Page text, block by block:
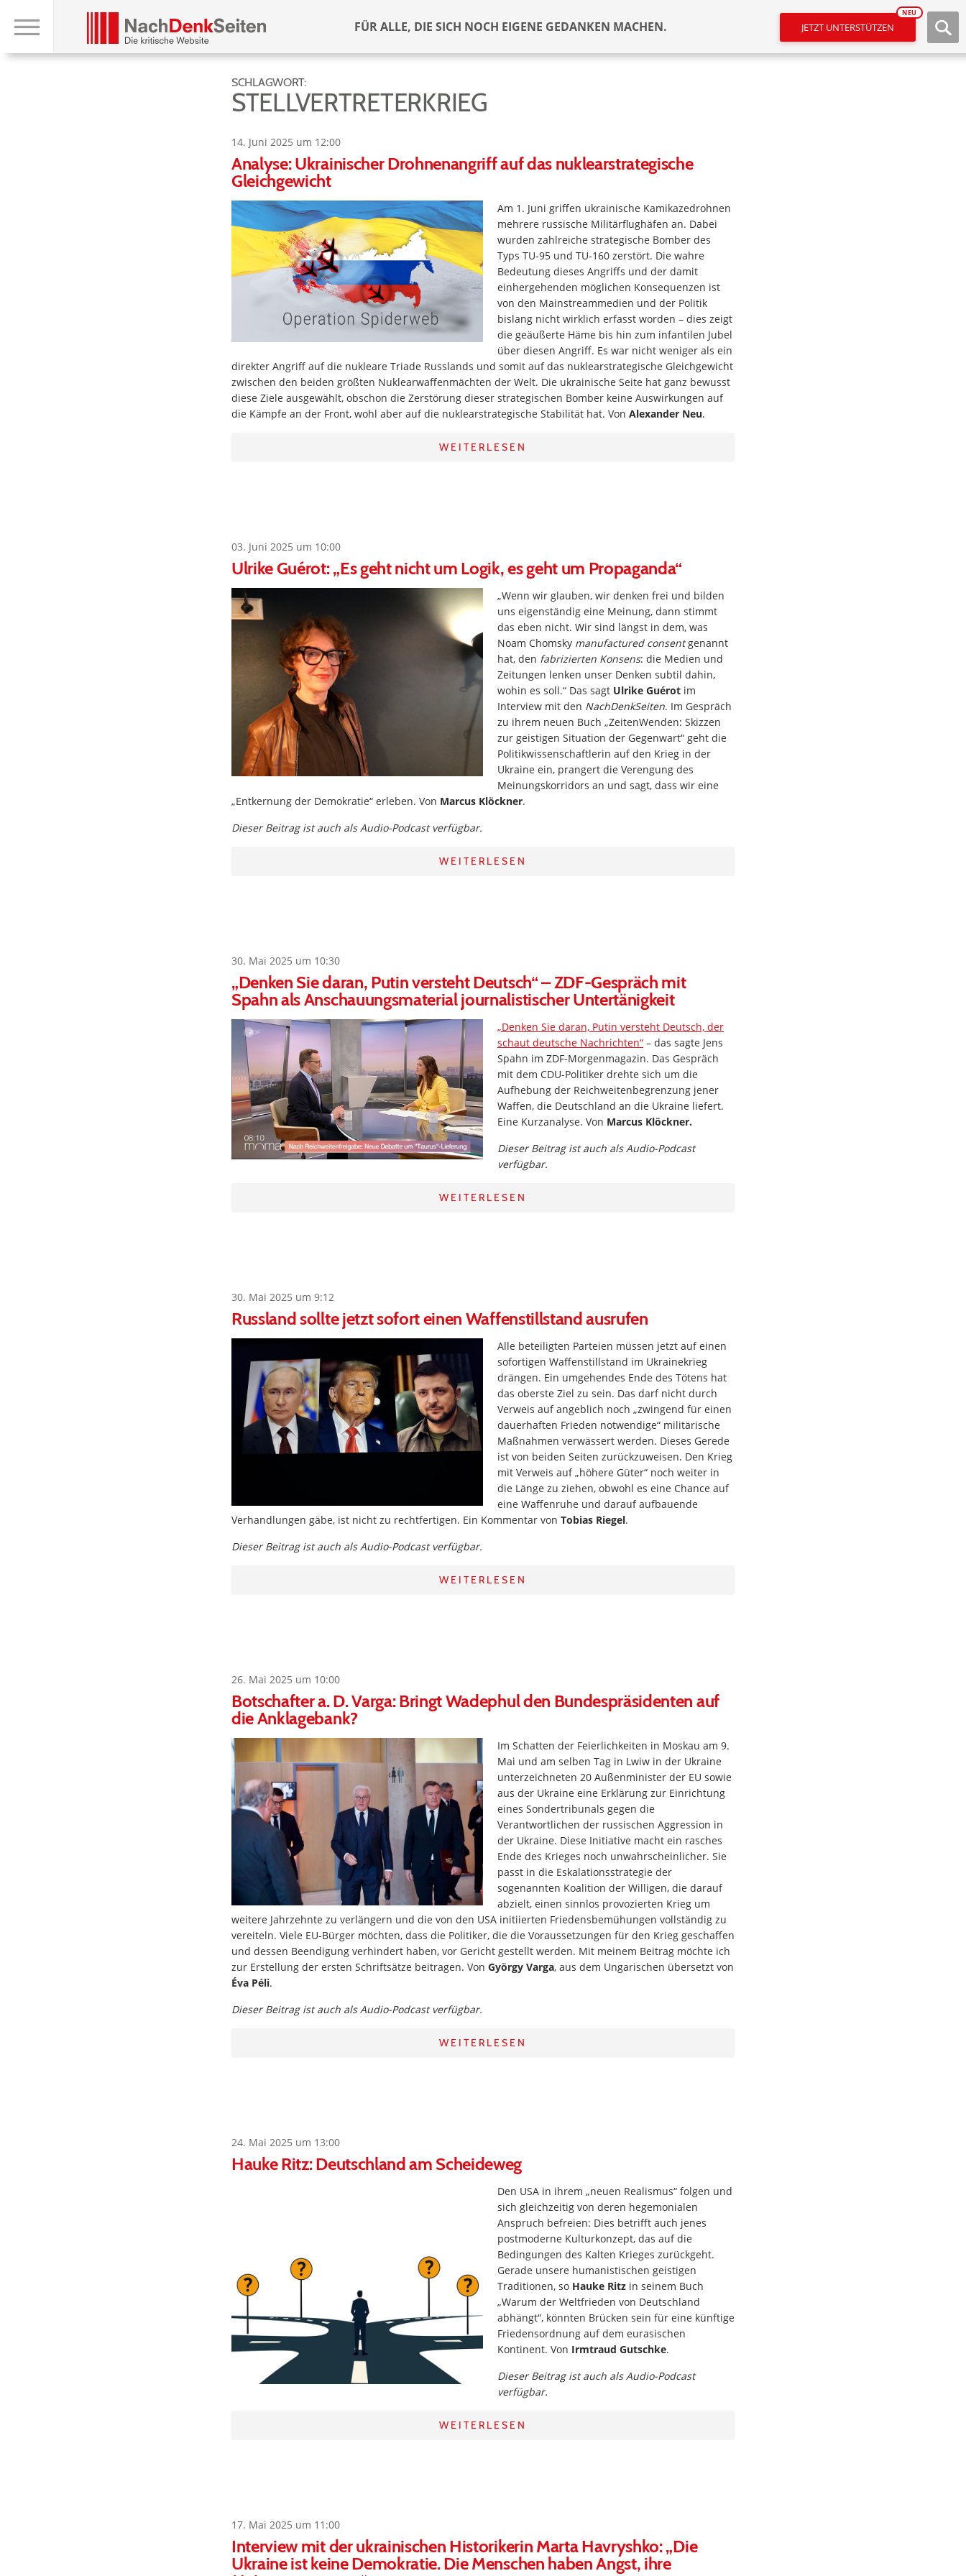
FÜR ALLE, DIE SICH NOCH EIGENE GEDANKEN MACHEN. JETZT UNTERSTÜTZEN
NEU
SCHLAGWORT:
STELLVERTRETERKRIEG
14. Juni 2025 um 12:00
Analyse: Ukrainischer Drohnenangriff auf das nuklearstrategische
Gleichgewicht
Am 1. Juni griffen ukrainische Kamikazedrohnen
mehrere russische Militärflughäfen an. Dabei
wurden zahlreiche strategische Bomber des
Typs TU-95 und TU-160 zerstört. Die wahre
Bedeutung dieses Angriffs und der damit
einhergehenden möglichen Konsequenzen ist
von den Mainstreammedien und der Politik
bislang nicht wirklich erfasst worden – dies zeigt
die geäußerte Häme bis hin zum infantilen Jubel
über diesen Angriff. Es war nicht weniger als ein
direkter Angriff auf die nukleare Triade Russlands und somit auf das nuklearstrategische Gleichgewicht
zwischen den beiden größten Nuklearwaffenmächten der Welt. Die ukrainische Seite hat ganz bewusst
diese Ziele ausgewählt, obschon die Zerstörung dieser strategischen Bomber keine Auswirkungen auf
die Kämpfe an der Front, wohl aber auf die nuklearstrategische Stabilität hat. Von Alexander Neu.
WEITERLESEN
03. Juni 2025 um 10:00
Ulrike Guérot: „Es geht nicht um Logik, es geht um Propaganda“
„Wenn wir glauben, wir denken frei und bilden
uns eigenständig eine Meinung, dann stimmt
das eben nicht. Wir sind längst in dem, was
Noam Chomsky manufactured consentgenannt
hat, den fabrizierten Konsens: die Medien und
Zeitungen lenken unser Denken subtil dahin,
wohin es soll.“ Das sagt Ulrike Guérot im
Interview mit den NachDenkSeiten. Im Gespräch
zu ihrem neuen Buch „ZeitenWenden: Skizzen
zur geistigen Situation der Gegenwart“ geht die
Politikwissenschaftlerin auf den Krieg in der
Ukraine ein, prangert die Verengung des
Meinungskorridors an und sagt, dass wir eine
„Entkernung der Demokratie“ erleben. Von Marcus Klöckner.
Dieser Beitrag ist auch als Audio-Podcast verfügbar.
WEITERLESEN
30. Mai 2025 um 10:30
„Denken Sie daran, Putin versteht Deutsch“ – ZDF-Gespräch mit
Spahn als Anschauungsmaterial journalistischer Untertänigkeit
„Denken Sie daran, Putin versteht Deutsch, der
schaut deutsche Nachrichten“ – das sagte Jens
Spahn im ZDF-Morgenmagazin. Das Gespräch
mit dem CDU-Politiker drehte sich um die
Aufhebung der Reichweitenbegrenzung jener
Waffen, die Deutschland an die Ukraine liefert.
Eine Kurzanalyse. Von Marcus Klöckner.
Dieser Beitrag ist auch als Audio-Podcast
verfügbar.
WEITERLESEN
30. Mai 2025 um 9:12
Russland sollte jetzt sofort einen Waffenstillstand ausrufen
Alle beteiligten Parteien müssen jetzt auf einen
sofortigen Waffenstillstand im Ukrainekrieg
drängen. Ein umgehendes Ende des Tötens hat
das oberste Ziel zu sein. Das darf nicht durch
Verweis auf angeblich noch „zwingend für einen
dauerhaften Frieden notwendige“ militärische
Maßnahmen verwässert werden. Dieses Gerede
ist von beiden Seiten zurückzuweisen. Den Krieg
mit Verweis auf „höhere Güter“ noch weiter in
die Länge zu ziehen, obwohl es eine Chance auf
eine Waffenruhe und darauf aufbauende
Verhandlungen gäbe, ist nicht zu rechtfertigen. Ein Kommentar von Tobias Riegel.
Dieser Beitrag ist auch als Audio-Podcast verfügbar.
WEITERLESEN
26. Mai 2025 um 10:00
Botschafter a. D. Varga: Bringt Wadephul den Bundespräsidenten auf
die Anklagebank?
Im Schatten der Feierlichkeiten in Moskau am 9.
Mai und am selben Tag in Lwiw in der Ukraine
unterzeichneten 20 Außenminister der EU sowie
aus der Ukraine eine Erklärung zur Einrichtung
eines Sondertribunals gegen die
Verantwortlichen der russischen Aggression in
der Ukraine. Diese Initiative macht ein rasches
Ende des Krieges noch unwahrscheinlicher. Sie
passt in die Eskalationsstrategie der
sogenannten Koalition der Willigen, die darauf
abzielt, einen sinnlos provozierten Krieg um
weitere Jahrzehnte zu verlängern und die von den USA initiierten Friedensbemühungen vollständig zu
vereiteln. Viele EU-Bürger möchten, dass die Politiker, die die Voraussetzungen für den Krieg geschaffen
und dessen Beendigung verhindert haben, vor Gericht gestellt werden. Mit meinem Beitrag möchte ich
zur Erstellung der ersten Schriftsätze beitragen. Von György Varga, aus dem Ungarischen übersetzt von
Éva Péli.
Dieser Beitrag ist auch als Audio-Podcast verfügbar.
WEITERLESEN
24. Mai 2025 um 13:00
Hauke Ritz: Deutschland am Scheideweg
Den USA in ihrem „neuen Realismus“ folgen und
sich gleichzeitig von deren hegemonialen
Anspruch befreien: Dies betrifft auch jenes
postmoderne Kulturkonzept, das auf die
Bedingungen des Kalten Krieges zurückgeht.
Gerade unsere humanistischen geistigen
Traditionen, so Hauke Ritz in seinem Buch
„Warum der Weltfrieden von Deutschland
abhängt“, könnten Brücken sein für eine künftige
Friedensordnung auf dem eurasischen
Kontinent. Von Irmtraud Gutschke.
Dieser Beitrag ist auch als Audio-Podcast
verfügbar.
WEITERLESEN
17. Mai 2025 um 11:00
Interview mit der ukrainischen Historikerin Marta Havryshko: „Die
Ukraine ist keine Demokratie. Die Menschen haben Angst, ihre